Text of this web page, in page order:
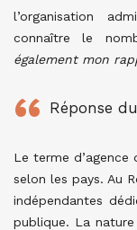
l’organisation
connaître le
également mon
Réponse
Le terme
selon les pays. Au
indépendantes
publique. La